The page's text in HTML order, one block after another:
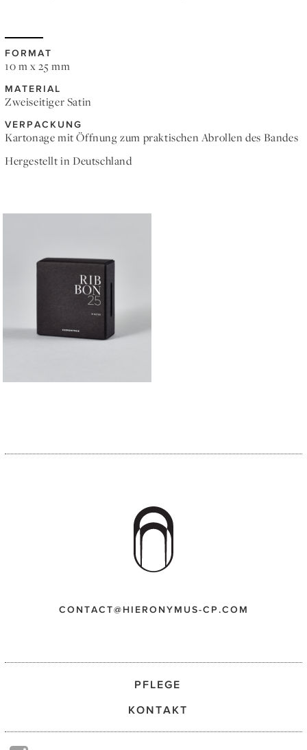
FORMAT
10 m x 25 mm
MATERIAL
Zweiseitiger Satin
VERPACKUNG
Kartonage mit Öffnung zum praktischen Abrollen des Bandes
Hergestellt in Deutschland
CONTACT@HIERONYMUS-CP.COM
PFLEGE
KONTAKT